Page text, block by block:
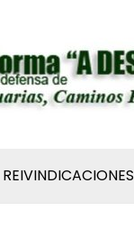
REIVINDICACIONES